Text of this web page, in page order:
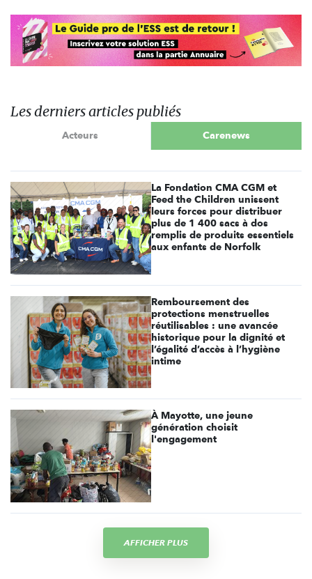
Les derniers articles publiés
Acteurs Carenews
La Fondation CMA CGM et
Feed the Children unissent
leurs forces pour distribuer
plus de 1 400 sacs à dos
remplis de produits essentiels
aux enfants de Norfolk
Remboursement des
protections menstruelles
réutilisables : une avancée
historique pour la dignité et
l’égalité d’accès à l’hygiène
intime
À Mayotte, une jeune
génération choisit
l'engagement
AFFICHER PLUS